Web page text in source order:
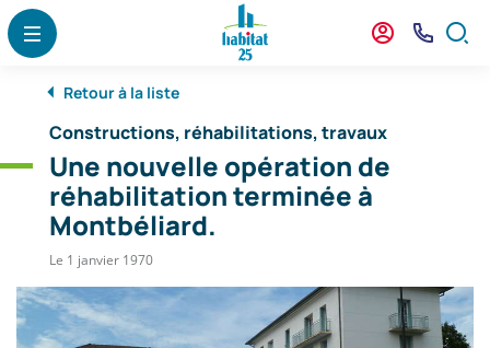
Panneau de gestion des cookies
Menu
MonNous
Retour à la liste
Constructions, réhabilitations, travaux
Une nouvelle opération de
réhabilitation terminée à
Montbéliard.
Le 1 janvier 1970